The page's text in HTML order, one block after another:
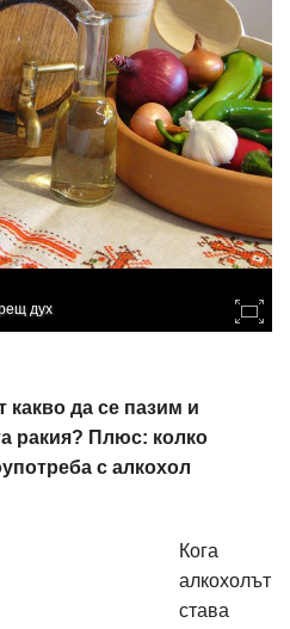
дух
какво да се пазим и
ракия? Плюс: колко
с алкохол
Кога
алкохолът
става